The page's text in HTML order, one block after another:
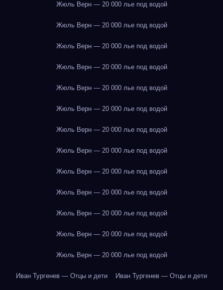
Жюль Верн — 20 000 лье под водой
Жюль Верн — 20 000 лье под водой
Жюль Верн — 20 000 лье под водой
Жюль Верн — 20 000 лье под водой
Жюль Верн — 20 000 лье под водой
Жюль Верн — 20 000 лье под водой
Жюль Верн — 20 000 лье под водой
Жюль Верн — 20 000 лье под водой
Жюль Верн — 20 000 лье под водой
Жюль Верн — 20 000 лье под водой
Жюль Верн — 20 000 лье под водой
Жюль Верн — 20 000 лье под водой
Жюль Верн — 20 000 лье под водой
Иван Тургенев — Отцы и дети Иван Тургенев — Отцы и дети